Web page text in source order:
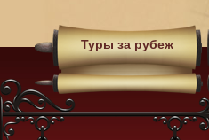
Туры за рубеж